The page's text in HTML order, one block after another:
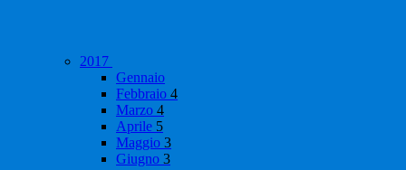
2017
Gennaio
Febbraio 4
Marzo 4
Aprile 5
Maggio 3
Giugno 3